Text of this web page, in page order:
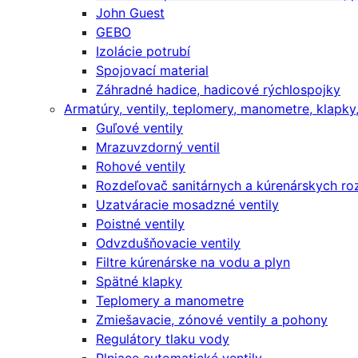
John Guest
GEBO
Izolácie potrubí
Spojovací material
Záhradné hadice, hadicové rýchlospojky
Armatúry, ventily, teplomery, manometre,
Guľové ventily
Mrazuvzdorný ventil
Rohové ventily
Rozdeľovač sanitárnych a kúrenárskych
Uzatváracie mosadzné ventily
Poistné ventily
Odvzdušňovacie ventily
Filtre kúrenárske na vodu a plyn
Spätné klapky
Teplomery a manometre
Zmiešavacie, zónové ventily a pohony
Regulátory tlaku vody